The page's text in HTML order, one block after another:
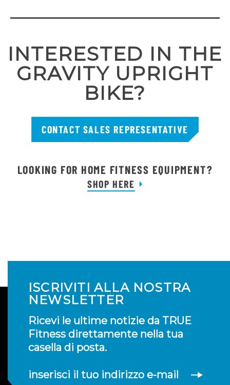
INTERESTED IN THE
GRAVITY UPRIGHT
BIKE?
CONTACT SALES REPRESENTATIVE
LOOKING FOR HOME FITNESS EQUIPMENT?
SHOP HERE
ISCRIVITI ALLA NOSTRA
NEWSLETTER
Ricevi le ultime notizie da TRUE
Fitness direttamente nella tua
casella di posta.
inserisci il tuo indirizzo e-mail